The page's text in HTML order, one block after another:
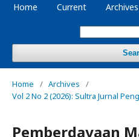
Home Current Archives
Home / Archives
/
Vol 2 No 2 (2026): Sultra Jurnal
Pemberdayaan